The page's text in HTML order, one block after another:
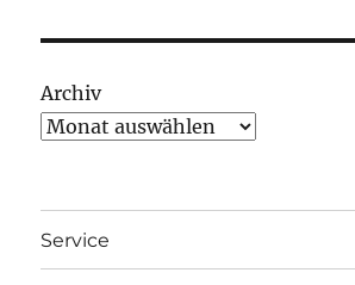
Archiv
Service